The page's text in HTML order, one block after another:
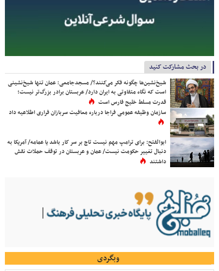
در بحث مشارکت کنید
شیخ‌نشین‌ها چگونه فکر می‌کنند؟/ مسجدجامعی: عمان تنها شیخ‌نشینی
است که نگاه متفاوتی به ایران دارد/ عربستان برادر بزرگ‌تر نیست؛
قدرت مسلط خلیج فارس است
سازمان وظیفه عمومی فراجا درباره معافیت سربازان فراری اطلاعیه داد
ابوالفتح: برای ترامپ مهم نیست تاج بر سر کار باشد یا عمامه/ آمریکا به
دنبال تغییر حکومت نیست/ عمان و عربستان در توقف حملات نقش
داشتند
وبگردی